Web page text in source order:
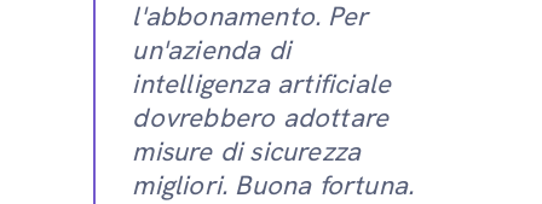
l'abbonamento. Per
un'azienda di
intelligenza artificiale
dovrebbero adottare
misure di sicurezza
migliori. Buona fortuna.